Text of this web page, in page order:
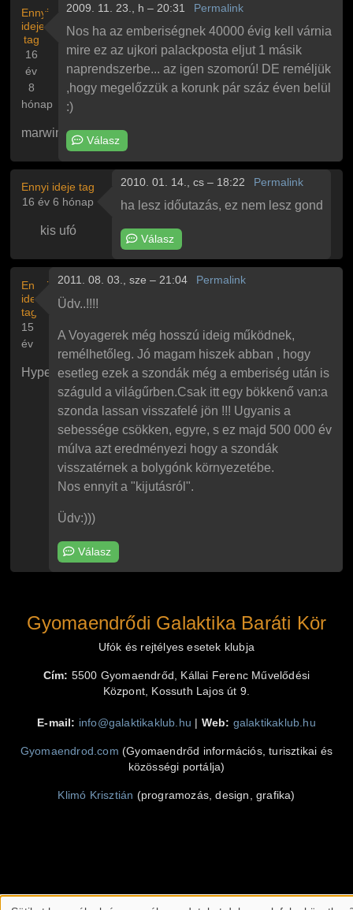
Ennyi
ideje
tag
16
év
8
hónap
marwin
2009. 11. 23., h – 20:31 Permalink
Nos ha az emberiségnek 40000 évig kell várnia
mire ez az ujkori palackposta eljut 1 másik
naprendszerbe... az igen szomorú! DE reméljük
,hogy megelőzzük a korunk pár száz éven belül
:)
Válasz
Ennyi ideje tag
16 év 6 hónap
kis ufó
2010. 01. 14., cs – 18:22 Permalink
ha lesz időutazás, ez nem lesz gond
Válasz
Ennyi
ideje
tag
15
év
Hyperion100
2011. 08. 03., sze – 21:04 Permalink
Üdv..!!!!
A Voyagerek még hosszú ideig működnek,
remélhetőleg. Jó magam hiszek abban , hogy
esetleg ezek a szondák még a emberiség után is
száguld a világűrben.Csak itt egy bökkenő van:a
szonda lassan visszafelé jön !!! Ugyanis a
sebessége csökken, egyre, s ez majd 500 000 év
múlva azt eredményezi hogy a szondák
visszatérnek a bolygónk környezetébe.
Nos ennyit a "kijutásról".
Üdv:)))
Válasz
Gyomaendrődi Galaktika Baráti Kör
Ufók és rejtélyes esetek klubja
Cím: 5500 Gyomaendrőd, Kállai Ferenc Művelődési
Központ, Kossuth Lajos út 9.
E-mail: info@galaktikaklub.hu Web: galaktikaklub.hu
Gyomaendrod.com (Gyomaendrőd információs, turisztikai és
közösségi portálja)
Klimó Krisztián (programozás, design, grafika)